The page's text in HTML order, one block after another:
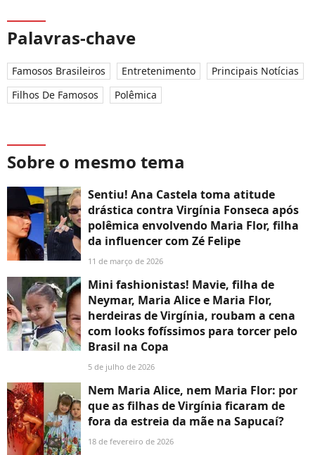
Palavras-chave
Famosos Brasileiros Entretenimento
Principais Notícias
Filhos De Famosos
Polêmica
Sobre o mesmo tema
Sentiu! Ana Castela toma atitude
drástica contra Virgínia Fonseca após
polêmica envolvendo Maria Flor, filha
da influencer com Zé Felipe
11 de março de 2026
Mini fashionistas! Mavie, filha de
Neymar, Maria Alice e Maria Flor,
herdeiras de Virgínia, roubam a cena
com looks fofíssimos para torcer pelo
Brasil na Copa
5 de julho de 2026
Nem Maria Alice, nem Maria Flor: por
que as filhas de Virgínia ficaram de
fora da estreia da mãe na Sapucaí?
18 de fevereiro de 2026